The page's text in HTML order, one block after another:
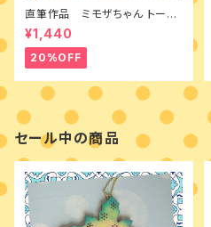
直筆作品 ミモザちゃん トール
ペイントとカントリードールのミ
ニボード
¥1,440
20%OFF
セール中の商品